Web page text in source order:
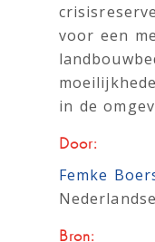
voor een
in de
Door:
Femke
Bron: